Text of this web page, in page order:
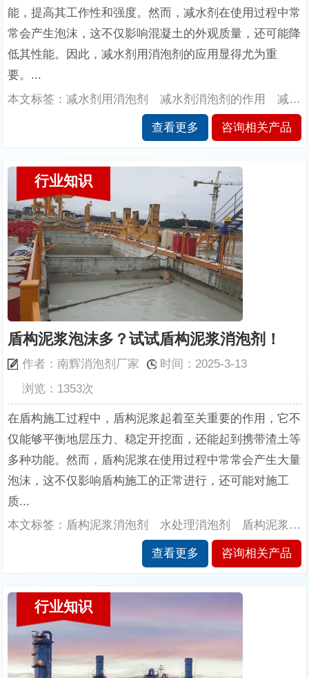
能，提高其工作性和强度。然而，减水剂在使用过程中常
常会产生泡沫，这不仅影响混凝土的外观质量，还可能降
低其性能。因此，减水剂用消泡剂的应用显得尤为重
要。...
本文标签：减水剂用消泡剂 减水剂消泡剂的作用 减水剂消泡剂的性能 南辉消泡剂厂家
查看更多 咨询相关产品
行业知识
盾构泥浆泡沫多？试试盾构泥浆消泡剂！
作者：南辉消泡剂厂家
时间：2025-3-13
浏览：1353次
在盾构施工过程中，盾构泥浆起着至关重要的作用，它不
仅能够平衡地层压力、稳定开挖面，还能起到携带渣土等
多种功能。然而，盾构泥浆在使用过程中常常会产生大量
泡沫，这不仅影响盾构施工的正常进行，还可能对施工
质...
本文标签：盾构泥浆消泡剂 水处理消泡剂 盾构泥浆消泡剂的性能 南辉消泡剂厂家
查看更多 咨询相关产品
行业知识